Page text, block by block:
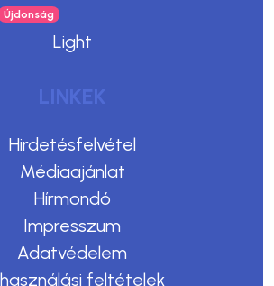
Light
LINKEK
Hirdetésfelvétel
Médiaajánlat
Hírmondó
Impresszum
Adatvédelem
feltételek